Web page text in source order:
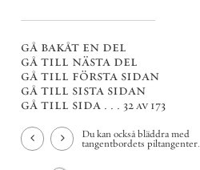
gå bakåt en del
gå till nästa del
gå till första sidan
gå till sista sidan
gå till sida . . . 32 av 173
Du kan också bläddra med
tangentbordets piltangenter.